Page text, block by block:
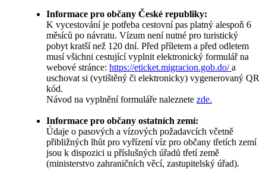
Informace pro občany České republiky:
K vycestování je potřeba cestovní pas platný alespoň 6
měsíců po návratu. Vízum není nutné pro turistický
pobyt kratší než 120 dní. Před příletem a před odletem
musí všichni cestující vyplnit elektronický formulář na
webové stránce: https://eticket.migracion.gob.do/a
uschovat si (vytištěný či elektronicky) vygenerovaný QR
kód.
Návod na vyplnění formuláře naleznete zde.
Informace pro občany ostatních zemí:
Údaje o pasových a vízových požadavcích včetně
přibližných lhůt pro vyřízení víz pro občany třetích zemí
jsou k dispozici u příslušných úřadů třetí země
(ministerstvo zahraničních věcí, zastupitelský úřad).